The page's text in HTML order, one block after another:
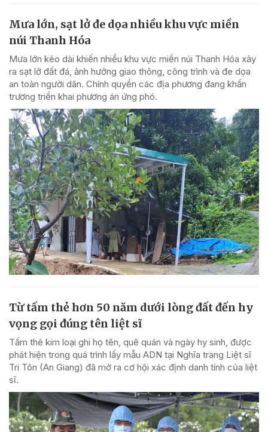
Mưa lớn, sạt lở đe dọa nhiều khu vực miền
núi Thanh Hóa
Mưa lớn kéo dài khiến nhiều khu vực miền núi Thanh Hóa xảy
ra sạt lở đất đá, ảnh hưởng giao thông, công trình và đe dọa
an toàn người dân. Chính quyền các địa phương đang khẩn
trương triển khai phương án ứng phó.
Từ tấm thẻ hơn 50 năm dưới lòng đất đến hy
vọng gọi đúng tên liệt sĩ
Tấm thẻ kim loại ghi họ tên, quê quán và ngày hy sinh, được
phát hiện trong quá trình lấy mẫu ADN tại Nghĩa trang Liệt sĩ
Tri Tôn (An Giang) đã mở ra cơ hội xác định danh tính của liệt
sĩ.